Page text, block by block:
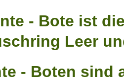
- Bote ist
Leer
- Boten sind